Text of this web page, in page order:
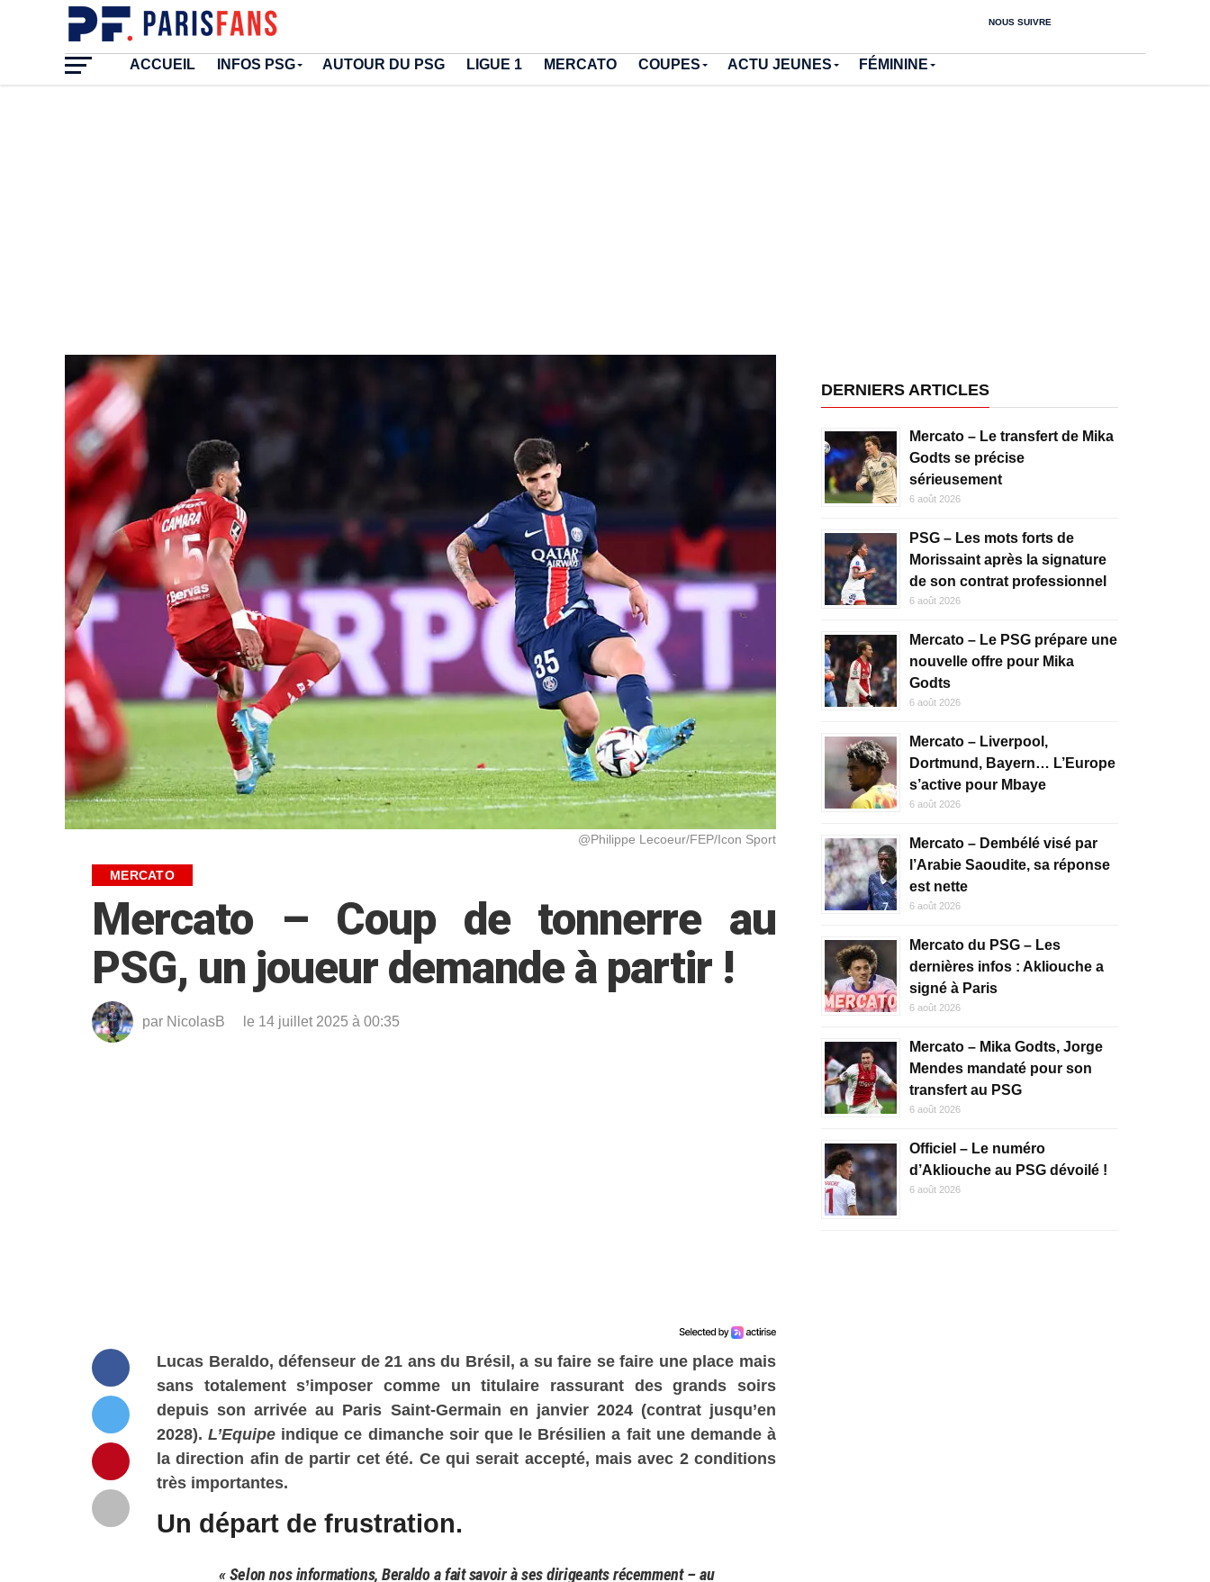
NOUS SUIVRE
ACCUEIL INFOS PSG AUTOUR DU PSG LIGUE 1 MERCATO COUPES ACTU JEUNES FÉMININE
@Philippe Lecoeur/FEP/Icon Sport
MERCATO
Mercato – Coup de tonnerre au
PSG, un joueur demande à partir !
par NicolasB le 14 juillet 2025 à 00:35
Lucas Beraldo, défenseur de 21 ans du Brésil, a su faire se faire une place mais
sans totalement s’imposer comme un titulaire rassurant des grands soirs
depuis son arrivée au Paris Saint-Germain en janvier 2024 (contrat jusqu’en
2028).L’Equipe indique ce dimanche soir que le Brésilien a fait une demande à
la direction afin de partir cet été. Ce qui serait accepté, mais avec 2 conditions
très importantes.
Un départ de frustration.
« Selon nos informations, Beraldo a fait savoir à ses dirigeants récemment – au
DERNIERS ARTICLES
Mercato – Le transfert de Mika
Godts se précise
sérieusement
6 août 2026
PSG – Les mots forts de
Morissaint après la signature
de son contrat professionnel
6 août 2026
Mercato – Le PSG prépare une
nouvelle offre pour Mika
Godts
6 août 2026
Mercato – Liverpool,
Dortmund, Bayern… L’Europe
s’active pour Mbaye
6 août 2026
Mercato – Dembélé visé par
l’Arabie Saoudite, sa réponse
est nette
6 août 2026
Mercato du PSG – Les
dernières infos : Akliouche a
signé à Paris
6 août 2026
Mercato – Mika Godts, Jorge
Mendes mandaté pour son
transfert au PSG
6 août 2026
Officiel – Le numéro
d’Akliouche au PSG dévoilé !
6 août 2026